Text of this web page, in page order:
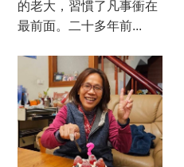
的老大，習慣了凡事衝在
最前面。二十多年前...